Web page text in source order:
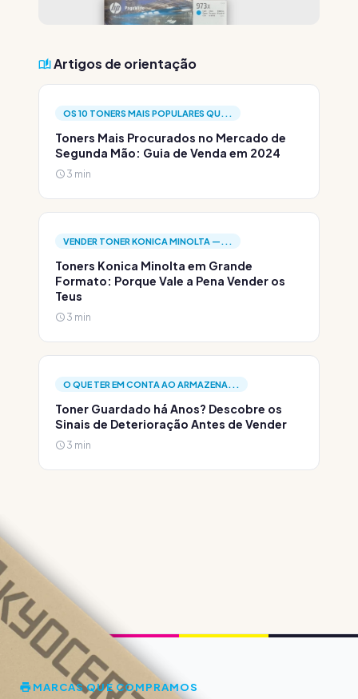
Artigos de orientação
OS 10 TONERS MAIS POPULARES QU...
Toners Mais Procurados no Mercado de
Segunda Mão: Guia de Venda em 2024
3 min
VENDER TONER KONICA MINOLTA —...
Toners Konica Minolta em Grande
Formato: Porque Vale a Pena Vender os
Teus
3 min
O QUE TER EM CONTA AO ARMAZENA...
Toner Guardado há Anos? Descobre os
Sinais de Deterioração Antes de Vender
3 min
MARCAS QUE COMPRAMOS